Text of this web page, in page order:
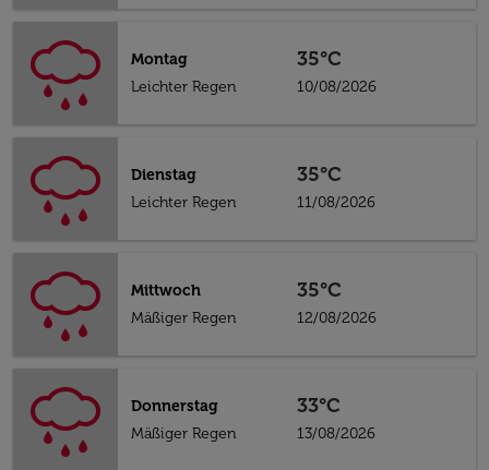
Montag
Leichter Regen
35°C
10/08/2026
Dienstag
Leichter Regen
35°C
11/08/2026
Mittwoch
Mäßiger Regen
35°C
12/08/2026
Donnerstag
Mäßiger Regen
33°C
13/08/2026